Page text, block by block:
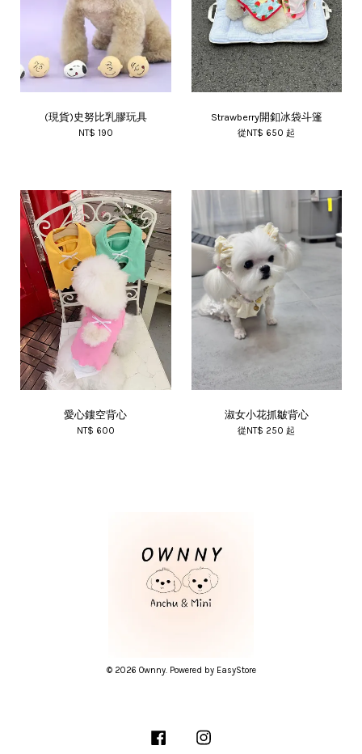
(現貨)史努比乳膠玩具
NT$ 190
Strawberry開釦冰袋斗篷
從NT$ 650起
愛心鏤空背心
NT$ 600
淑女小花抓皺背心
從NT$ 250起
© 2026 Ownny. Powered by EasyStore
Facebook